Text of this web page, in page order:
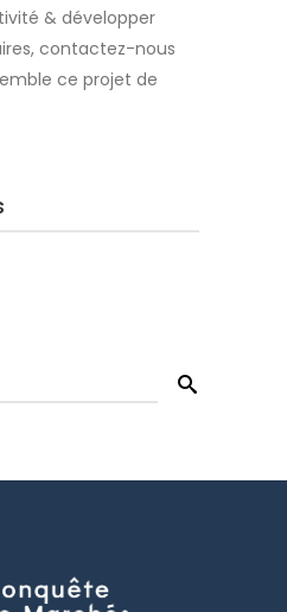
& développer
contactez-nous
ce projet de